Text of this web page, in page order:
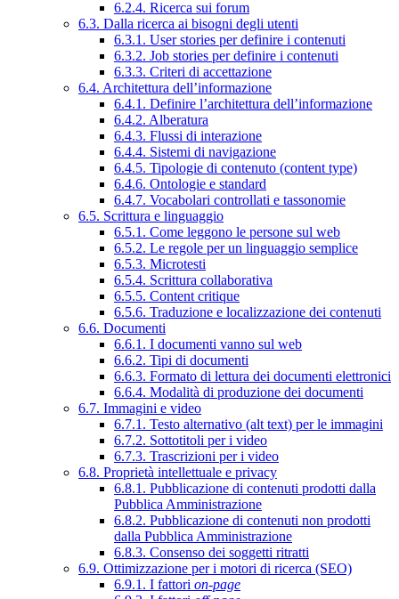
6.2.4. Ricerca sui forum
6.3. Dalla ricerca ai bisogni degli utenti
6.3.1. User stories per definire i contenuti
6.3.2. Job stories per definire i contenuti
6.3.3. Criteri di accettazione
6.4. Architettura dell’informazione
6.4.1. Definire l’architettura dell’informazione
6.4.2. Alberatura
6.4.3. Flussi di interazione
6.4.4. Sistemi di navigazione
6.4.5. Tipologie di contenuto (content type)
6.4.6. Ontologie e standard
6.4.7. Vocabolari controllati e tassonomie
6.5. Scrittura e linguaggio
6.5.1. Come leggono le persone sul web
6.5.2. Le regole per un linguaggio semplice
6.5.3. Microtesti
6.5.4. Scrittura collaborativa
6.5.5. Content critique
6.5.6. Traduzione e localizzazione dei contenuti
6.6. Documenti
6.6.1. I documenti vanno sul web
6.6.2. Tipi di documenti
6.6.3. Formato di lettura dei documenti elettronici
6.6.4. Modalità di produzione dei documenti
6.7. Immagini e video
6.7.1. Testo alternativo (alt text) per le immagini
6.7.2. Sottotitoli per i video
6.7.3. Trascrizioni per i video
6.8. Proprietà intellettuale e privacy
6.8.1. Pubblicazione di contenuti prodotti dalla
Pubblica Amministrazione
6.8.2. Pubblicazione di contenuti non prodotti
dalla Pubblica Amministrazione
6.8.3. Consenso dei soggetti ritratti
6.9. Ottimizzazione per i motori di ricerca (SEO)
6.9.1. I fattori on-page